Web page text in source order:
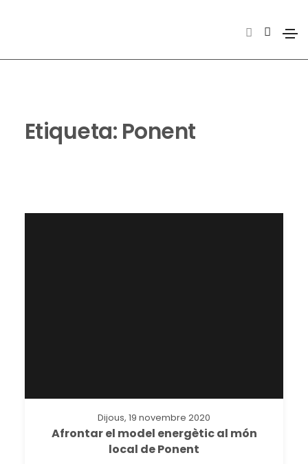
Etiqueta: Ponent
Dijous, 19 novembre 2020
Afrontar el model energètic al món
local de Ponent